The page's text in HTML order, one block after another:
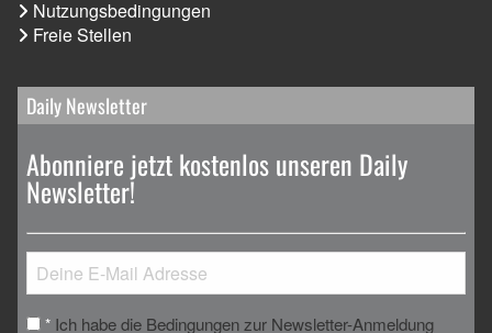
Nutzungsbedingungen
Freie Stellen
Daily Newsletter
Abonniere jetzt kostenlos unseren Daily
Newsletter!
* Ich habe die Bedingungen zur Newsletter-Anmeldung